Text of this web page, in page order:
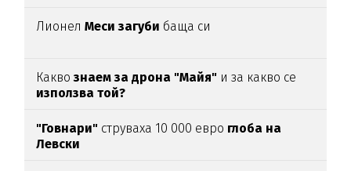
Лионел Меси загуби баща си
Каквознаем за дрона "Майя" и за какво се
използва той?
"Говнари" струваха 10 000 евро глоба на
Левски